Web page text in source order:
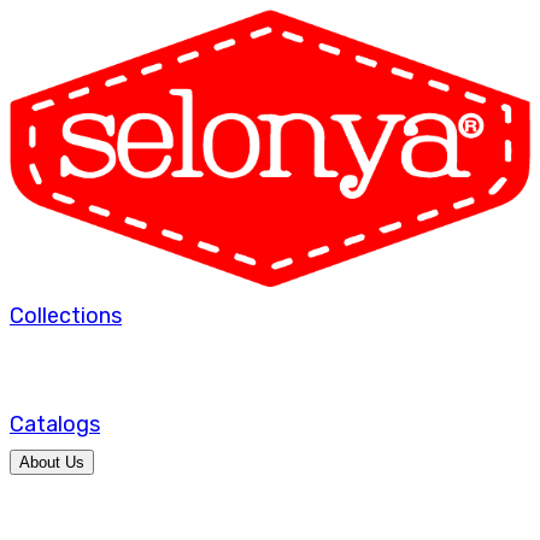
Collections
Catalogs
About Us